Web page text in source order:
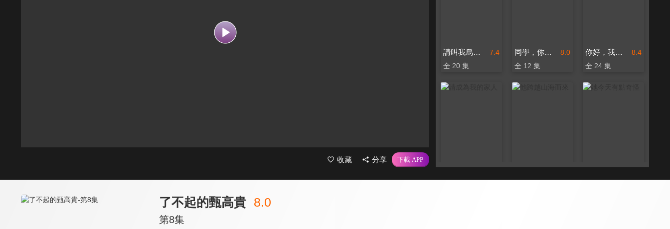
收藏 分享
7.4
請叫我烏雅氏
全 20 集
8.0
同學，你什麼時候從我家搬走？
全 12 集
8.4
你好，我的對面男友
全 24 集
了不起的甄高貴 8.0
第8集